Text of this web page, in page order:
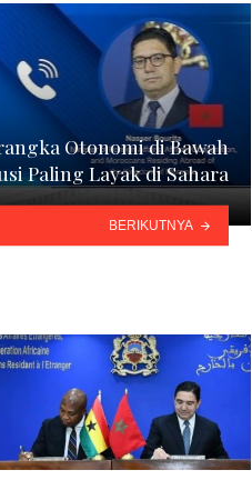
Otonomi di Bawah
Paling Layak di Sahara
BERIKUTNYA